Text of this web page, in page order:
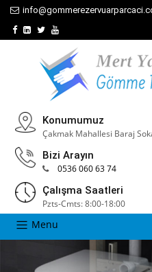
Konumumuz
Çakmak Mahallesi Baraj
Bizi Arayın
0536 060 63 74
Çalışma Saatleri
Pzts-Cmts: 8:00-18:00
Menu